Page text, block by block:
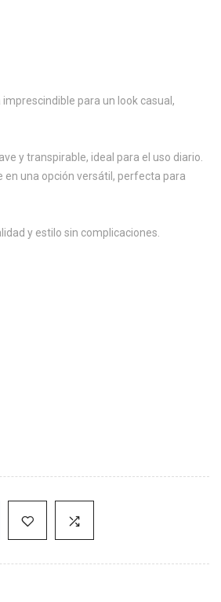
para un look casual,
y transpirable, ideal para el uso diario.
en una opción versátil, perfecta para
y estilo sin complicaciones.